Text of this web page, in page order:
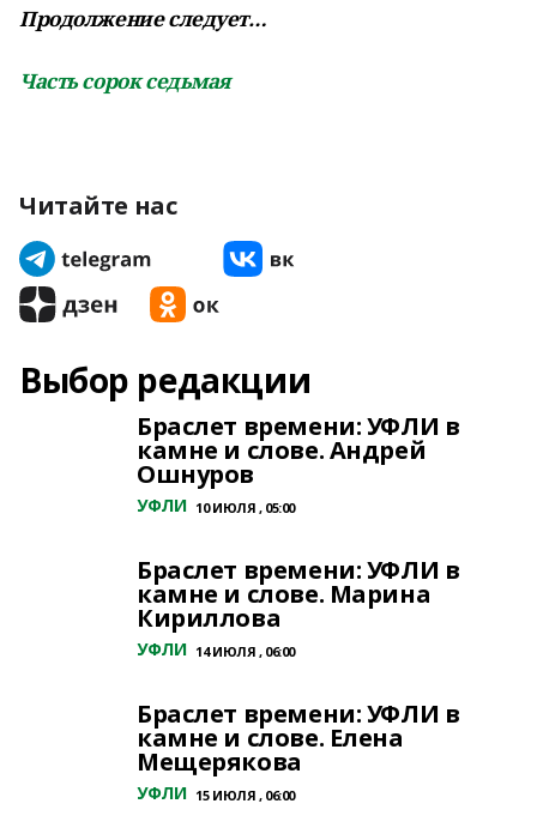
Продолжение следует…
Часть сорок седьмая
Читайте нас
Выбор редакции
Браслет времени: УФЛИ в
камне и слове. Андрей
Ошнуров
УФЛИ 10 ИЮЛЯ , 05:00
Браслет времени: УФЛИ в
камне и слове. Марина
Кириллова
УФЛИ 14 ИЮЛЯ , 06:00
Браслет времени: УФЛИ в
камне и слове. Елена
Мещерякова
УФЛИ 15 ИЮЛЯ , 06:00